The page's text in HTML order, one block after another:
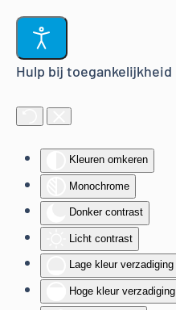
Hulp bij toegankelijkheid
Kleuren omkeren
Monochrome
Donker contrast
Licht contrast
Lage kleur verzadiging
Hoge kleur verzadiging
Terug naar hoofdinhoud